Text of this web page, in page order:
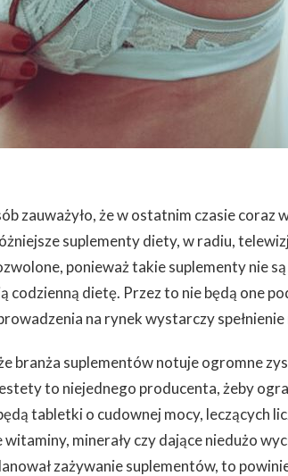
zauważyło, że w ostatnim czasie coraz
suplementy diety, w radiu,
ponieważ takie suplementy nie
codzienną dietę. Przez to nie będą one
na rynek wystarczy
branża suplementów notuje ogromne
to niejednego producenta, żeby
tabletki o cudownej mocy, leczących
witaminy, minerały czy dające niedużo
zażywanie suplementów, to